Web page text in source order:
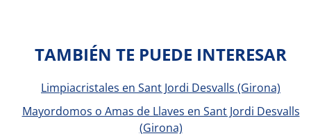
TAMBIÉN TE PUEDE INTERESAR
Limpiacristales en Sant Jordi Desvalls (Girona)
Mayordomos o Amas de Llaves en Sant Jordi Desvalls
(Girona)